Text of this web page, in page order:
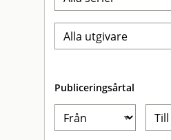
Publiceringsårtal